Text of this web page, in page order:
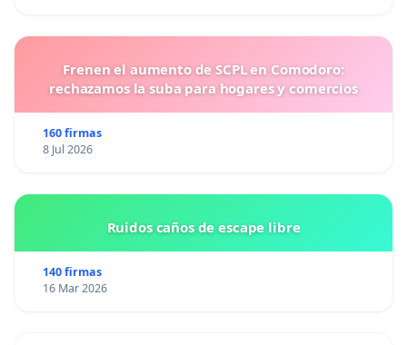
Frenen el aumento de SCPL en Comodoro:
rechazamos la suba para hogares y comercios
160 firmas
8 Jul 2026
Ruidos caños de escape libre
140 firmas
16 Mar 2026